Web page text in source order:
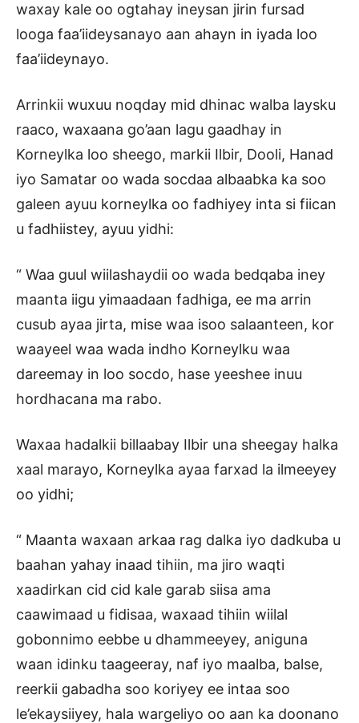
waxay kale oo ogtahay ineysan jirin fursad
looga faa’iideysanayo aan ahayn in iyada loo
faa’iideynayo.
Arrinkii wuxuu noqday mid dhinac walba laysku
raaco, waxaana go’aan lagu gaadhay in
Korneylka loo sheego, markii Ilbir, Dooli, Hanad
iyo Samatar oo wada socdaa albaabka ka soo
galeen ayuu korneylka oo fadhiyey inta si fiican
u fadhiistey, ayuu yidhi:
“ Waa guul wiilashaydii oo wada bedqaba iney
maanta iigu yimaadaan fadhiga, ee ma arrin
cusub ayaa jirta, mise waa isoo salaanteen, kor
waayeel waa wada indho Korneylku waa
dareemay in loo socdo, hase yeeshee inuu
hordhacana ma rabo.
Waxaa hadalkii billaabay Ilbir una sheegay halka
xaal marayo, Korneylka ayaa farxad la ilmeeyey
oo yidhi;
“ Maanta waxaan arkaa rag dalka iyo dadkuba u
baahan yahay inaad tihiin, ma jiro waqti
xaadirkan cid cid kale garab siisa ama
caawimaad u fidisaa, waxaad tihiin wiilal
gobonnimo eebbe u dhammeeyey, aniguna
waan idinku taageeray, naf iyo maalba, balse,
reerkii gabadha soo koriyey ee intaa soo
le’ekaysiiyey, hala wargeliyo oo aan ka doonano